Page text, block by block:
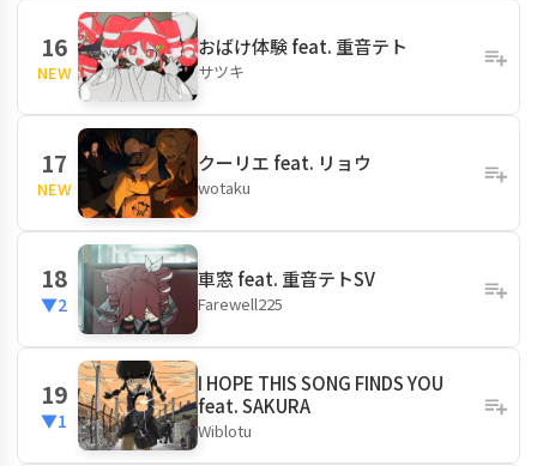
16
NEW
おばけ体験 feat. 重音テト
サツキ
17
NEW
クーリエ feat. リョウ
wotaku
18
▼2
車窓 feat. 重音テトSV
Farewell225
19
▼1
I HOPE THIS SONG FINDS YOU
feat. SAKURA
Wiblotu